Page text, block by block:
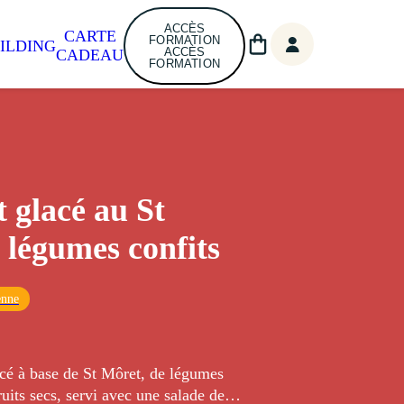
CARTE
CADEAU
ACCÈS
FORMATION
ACCÈS
FORMATION
glacé au St
confits
à base de St Môret, de légumes
secs, servi avec une salade de